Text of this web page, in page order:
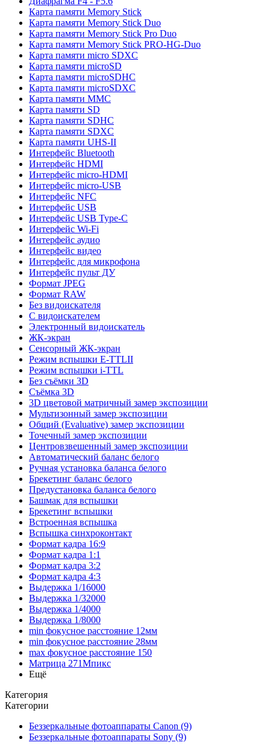
Карта памяти Memory Stick
Карта памяти Memory Stick Duo
Карта памяти Memory Stick Pro Duo
Карта памяти Memory Stick PRO-HG-Duo
Карта памяти micro SDXC
Карта памяти microSD
Карта памяти microSDHC
Карта памяти microSDXC
Карта памяти MMC
Карта памяти SD
Карта памяти SDHC
Карта памяти SDXC
Карта памяти UHS-II
Интерфейс Bluetooth
Интерфейс HDMI
Интерфейс micro-HDMI
Интерфейс micro-USB
Интерфейс NFC
Интерфейс USB
Интерфейс USB Type-C
Интерфейс Wi-Fi
Интерфейс аудио
Интерфейс видео
Интерфейс для микрофона
Интерфейс пульт ДУ
Формат JPEG
Формат RAW
Без видоискателя
С видоискателем
Электронный видоискатель
ЖК-экран
Сенсорный ЖК-экран
Режим вспышки E-TTLII
Режим вспышки i-TTL
Без съёмки 3D
Съёмка 3D
3D цветовой матричный замер экспозиции
Мультизонный замер экспозиции
Общий (Evaluative) замер экспозиции
Точечный замер экспозиции
Центровзвешенный замер экспозиции
Автоматический баланс белого
Ручная установка баланса белого
Брекетинг баланс белого
Предустановка баланса белого
Башмак для вспышки
Брекетинг вспышки
Встроенная вспышка
Вспышка синхроконтакт
Формат кадра 16:9
Формат кадра 1:1
Формат кадра 3:2
Формат кадра 4:3
Выдержка 1/16000
Выдержка 1/32000
Выдержка 1/4000
Выдержка 1/8000
min фокусное расстояние 12мм
min фокусное расстояние 28мм
max фокусное расстояние 150
Матрица 271Мпикс
Ещё
Категория
Категории
Беззеркальные фотоаппараты Canon (9)
Беззеркальные фотоаппараты Sony (9)